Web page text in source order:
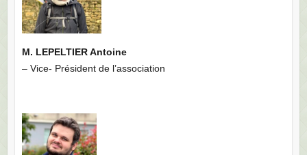
M. LEPELTIER Antoine
– Vice- Président de l’association